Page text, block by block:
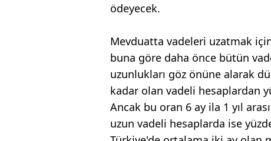
ödeyecek.
Mevduatta vadeleri uzatmak
buna göre daha önce bütün
uzunlukları göz önüne alarak
kadar olan vadeli hesaplardan
Ancak bu oran 6 ay ila 1 yıl
uzun vadeli hesaplarda ise